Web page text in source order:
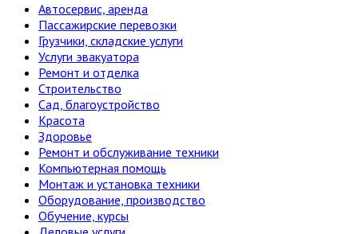
Автосервис, аренда
Пассажирские перевозки
Грузчики, складские услуги
Услуги эвакуатора
Ремонт и отделка
Строительство
Сад, благоустройство
Красота
Здоровье
Ремонт и обслуживание техники
Компьютерная помощь
Монтаж и установка техники
Оборудование, производство
Обучение, курсы